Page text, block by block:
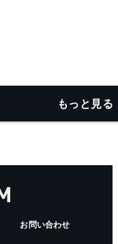
もっと見る
お問い合わせ